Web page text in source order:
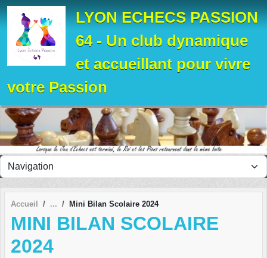
LYON ECHECS PASSION
64 - Un club dynamique
et accueillant pour vivre
votre Passion
Accueil Mini Bilan Scolaire 2024
MINI BILAN SCOLAIRE
2024
Panneau de gestion des cookies